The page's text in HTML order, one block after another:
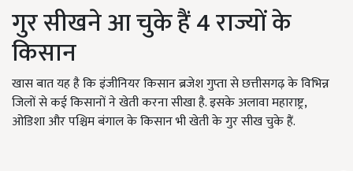
गुर सीखने आ चुके हैं 4 राज्यों के
किसान
खास बात यह है कि इंजीनियर किसान ब्रजेश गुप्ता से छत्तीसगढ़ के विभिन्न
जिलों से कई किसानों ने खेती करना सीखा है. इसके अलावा महाराष्ट्र,
ओडिशा और पश्चिम बंगाल के किसान भी खेती के गुर सीख चुके हैं.